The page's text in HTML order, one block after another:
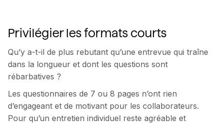
Privilégier les formats courts
Qu’y a-t-il de plus rebutant qu’une entrevue qui traîne
dans la longueur et dont les questions sont
rébarbatives ?
Les questionnaires de 7 ou 8 pages n’ont rien
d’engageant et de motivant pour les collaborateurs.
Pour qu’un entretien individuel reste agréable et